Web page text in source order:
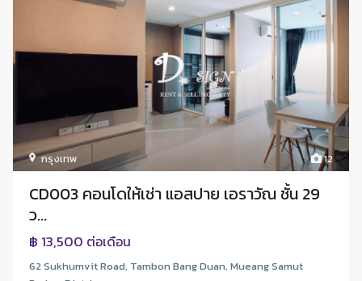
12
กรุงเทพ
CD003 คอนโดให้เช่า แอสปาย เอราวัณ ชั้น 29
ว...
฿ 13,500 ต่อเดือน
62 Sukhumvit Road, Tambon Bang Duan, Mueang Samut